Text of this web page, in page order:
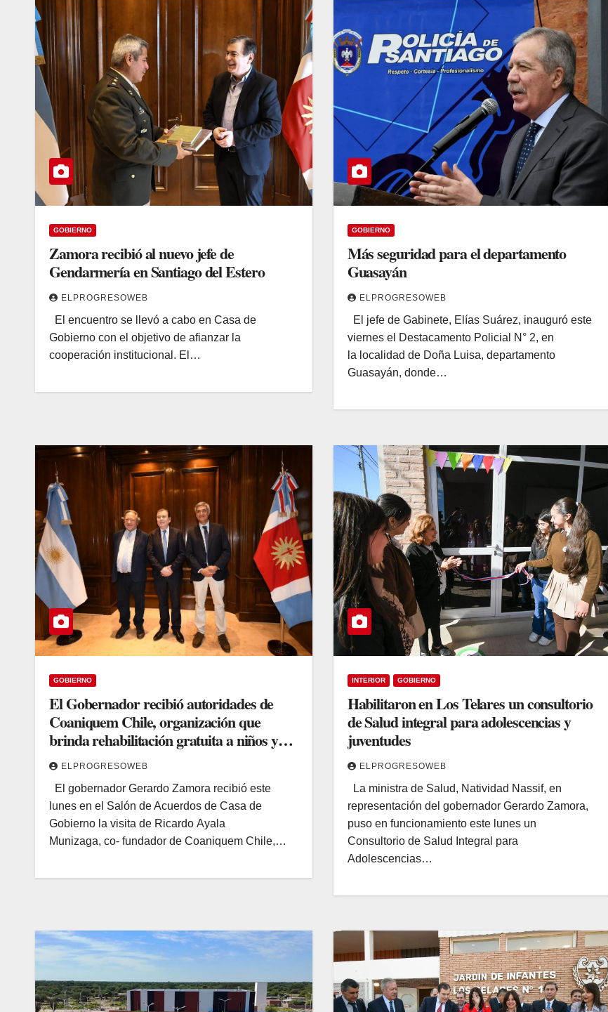
GOBIERNO
Zamora recibió al nuevo jefe de
Gendarmería en Santiago del Estero
ELPROGRESOWEB
El encuentro se llevó a cabo en Casa de
Gobierno con el objetivo de afianzar la
cooperación institucional. El…
GOBIERNO
Más seguridad para el departamento
Guasayán
ELPROGRESOWEB
El jefe de Gabinete, Elías Suárez, inauguró este
viernes el Destacamento Policial N° 2, en
la localidad de Doña Luisa, departamento
Guasayán, donde…
GOBIERNO
El Gobernador recibió autoridades de
Coaniquem Chile, organización que
brinda rehabilitación gratuita a niños y
adolescentes con quemaduras
ELPROGRESOWEB
El gobernador Gerardo Zamora recibió este
lunes en el Salón de Acuerdos de Casa de
Gobierno la visita de Ricardo Ayala
Munizaga, co- fundador de Coaniquem Chile,…
INTERIOR GOBIERNO
Habilitaron en Los Telares un consultorio
de Salud integral para adolescencias y
juventudes
ELPROGRESOWEB
La ministra de Salud, Natividad Nassif, en
representación del gobernador Gerardo Zamora,
puso en funcionamiento este lunes un
Consultorio de Salud Integral para
Adolescencias…